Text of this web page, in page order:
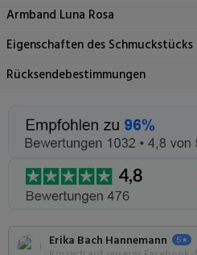
Armband Luna Rosa
Eigenschaften des Schmuckstücks
Rücksendebestimmungen
Erika Bach Hannemann